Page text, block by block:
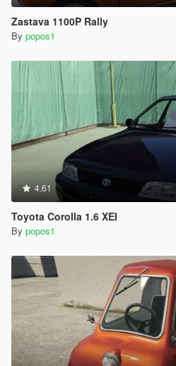
Zastava 1100P Rally
By popos1
4.61
Toyota Corolla 1.6 XEI
By popos1